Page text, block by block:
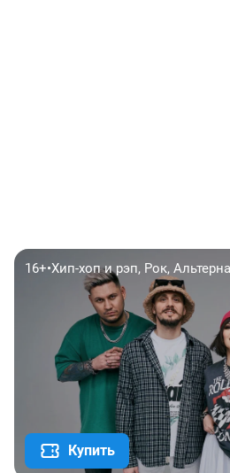
16+•Хип-хоп и рэп, Рок,
Купить